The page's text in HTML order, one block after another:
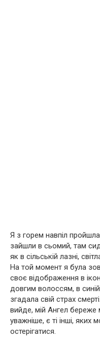
Я з горем навпіл
зайшли в сьомий, там
як в сільській лазні,
На той момент я була
своє відображення в
довгим волоссям, в
згадала свій страх
вийде, мій Ангел береже
уважніше, є ті інші, яких
остерігатися.